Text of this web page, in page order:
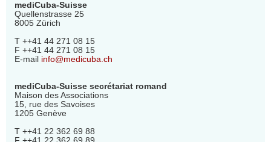
mediCuba-Suisse
Quellenstrasse 25
8005 Zürich
T ++41 44 271 08 15
F ++41 44 271 08 15
E-mail info@medicuba.ch
mediCuba-Suisse secrétariat romand
Maison des Associations
15, rue des Savoises
1205 Genève
T ++41 22 362 69 88